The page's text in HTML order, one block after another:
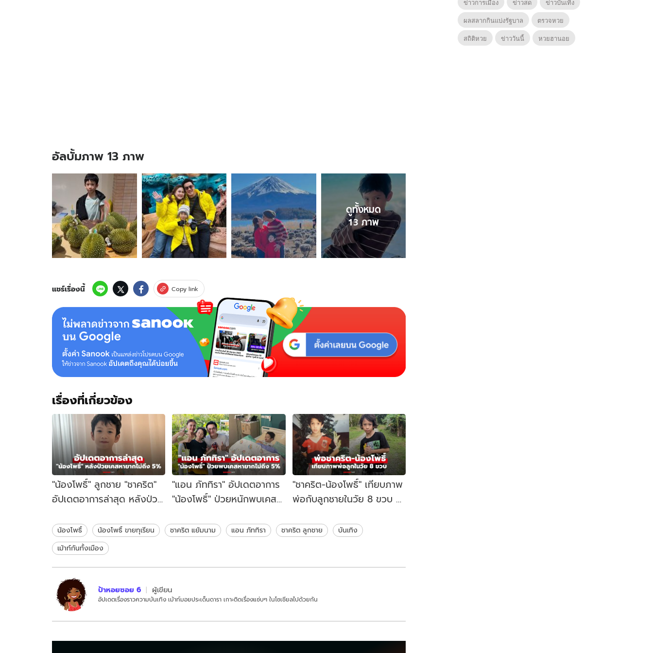
อัลบั้มภาพ 13 ภาพ
อัลบั้ม
ภาพ
ของ
เอ็นดู!
"น้อง
โพธิ์"
ลูกชาย
กับ
เดิน
ขาย
ทุเรียน
กล่อง
สุดท้าย
ดูทั้งหมด
13 ภาพ
แชร์เรื่องนี้ Copy link
เรื่องที่เกี่ยวข้อง
"น้องโพธิ์" ลูกชาย "ชาคริต"
อัปเดตอาการล่าสุด หลังป่วย
"แอน ภัททิรา" อัปเดตอาการ
"น้องโพธิ์" ป่วยหนักพบเคส
"ชาคริต-น้องโพธิ์" เทียบภาพ
พ่อกับลูกชายในวัย 8 ขวบ ทำ
น้องโพธิ์ น้องโพธิ์ ขายทุเรียน ชาคริต แย้มนาม แอน ภัททิรา ชาคริต ลูกชาย
บันเทิง
เม้าท์กันทั้งเมือง
ป้าหอยซอย 6 ผู้เขียน
อัปเดตเรื่องราวความบันเทิง เม้าท์มอยประเด็นดารา เกาะติดเรื่องแซ่บๆ ในโซเชียลไปด้วยกัน
ข่าวการเมือง
ข่าวสด
ข่าวบันเทิง
ผลสลากกินแบ่งรัฐบาล
ตรวจหวย
สถิติหวย
ข่าววันนี้ หวยฮานอย